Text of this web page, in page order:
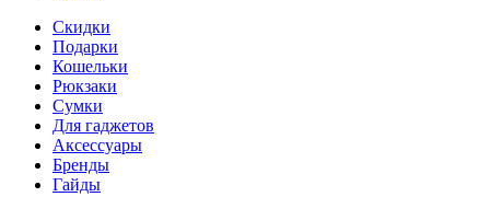
Скидки
Подарки
Кошельки
Рюкзаки
Сумки
Для гаджетов
Аксессуары
Бренды
Гайды